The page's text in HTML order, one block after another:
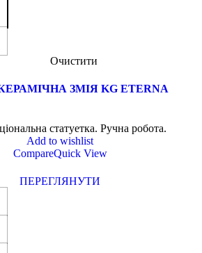
Очистити
ЗМІЯ KG ETERNA
статуетка. Ручна робота.
Add to wishlist
CompareQuick View
ПЕРЕГЛЯНУТИ